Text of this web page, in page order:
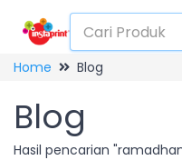
Home Blog
Blog
Hasil pencarian